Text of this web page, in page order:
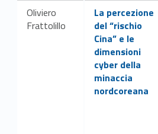
Oliviero
Frattolillo
Link identifier #identifier__47357-18
La percezione
del “rischio
Cina” e le
dimensioni
cyber della
minaccia
nordcoreana